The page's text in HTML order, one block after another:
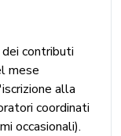
contributi
mese
alla
coordinati
occasionali).